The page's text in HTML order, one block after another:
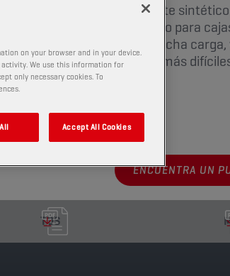
transmisión completamente
de aplicaciones. Es adecuado para
y diferenciales con mucha
en las condiciones más
2305
ENCUENTRA UN
TDS
on your browser and in your device.
We use this information for
only necessary cookies. To
Accept All Cookies